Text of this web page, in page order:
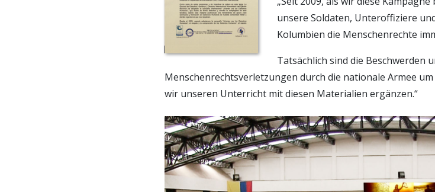
unsere Soldaten, Unteroffiziere
Kolumbien die Menschenrechte
Tatsächlich sind die Beschwerden
Menschenrechtsverletzungen durch die nationale Armee
wir unseren Unterricht mit diesen Materialien ergänzen.“